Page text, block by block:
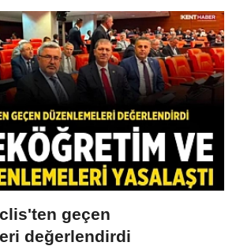
geçen
değerlendirdi